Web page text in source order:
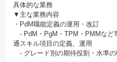
具体的な業務
▼主な業務内容
・PdM職能定義の運用・改訂
- PdM・PgM・TPM・PMMなど
通スキル項目の定義、運用
- グレード別の期待役割・水準